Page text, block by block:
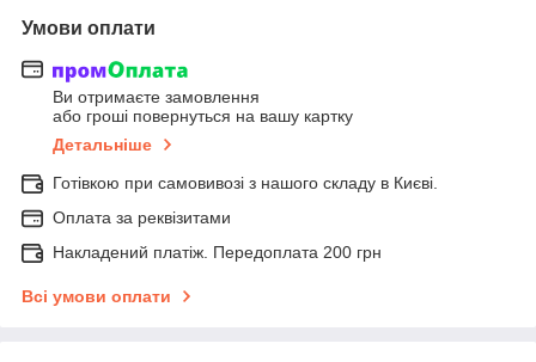
Умови оплати
Ви отримаєте замовлення
або гроші повернуться на вашу картку
Детальніше
Готівкою при самовивозі з нашого складу в Києві.
Оплата за реквізитами
Накладений платіж. Передоплата 200 грн
Всі умови оплати